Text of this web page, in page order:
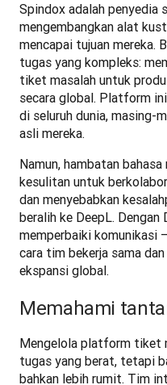
Spindox adalah penyedia
mengembangkan alat
mencapai tujuan mereka.
tugas yang kompleks:
tiket masalah untuk
secara global. Platform
di seluruh dunia, masing-
asli mereka.
Namun, hambatan
kesulitan untuk
dan menyebabkan
beralih ke DeepL.
memperbaiki komunikasi
cara tim bekerja sama
ekspansi global.
Memahami
Mengelola platform tiket
tugas yang berat, tetapi
bahkan lebih rumit. Tim